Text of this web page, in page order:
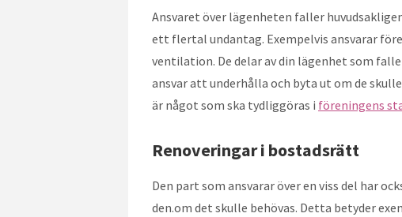
Ansvaret över lägenheten faller
ett flertal undantag. Exempelvis ansvarar
ventilation. De delar av din lägenhet som
ansvar att underhålla och byta ut om de
är något som ska tydliggöras i föreningens
Renoveringar i bostadsrätt
Den part som ansvarar över en viss del har
den.om det skulle behövas. Detta betyder